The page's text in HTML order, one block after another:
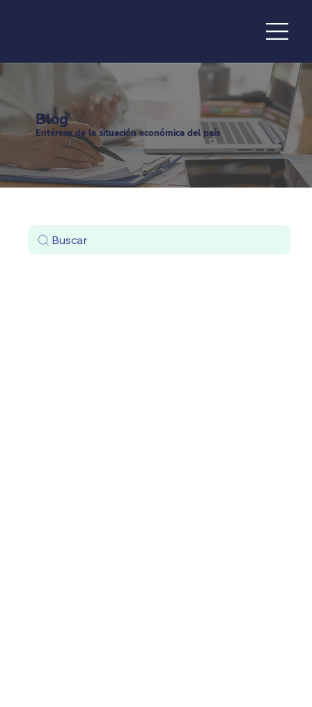
de la
Blog
Entérese de la situación económica del país
Buscar